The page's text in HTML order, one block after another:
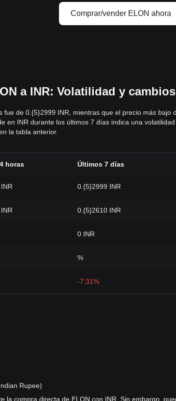
Comprar/vender ELON ahora
a INR: Volatilidad y
fue de 0.{5}2999 INR, mientras que el precio más
en INR durante los últimos 7 días indica una
la tabla anterior.
horas Últimos 7 días
0.{5}2999 INR
0.{5}2610 INR
0 INR
%
-7.31%
Rupee)
la compra directa de ELON con INR. Sin embargo,